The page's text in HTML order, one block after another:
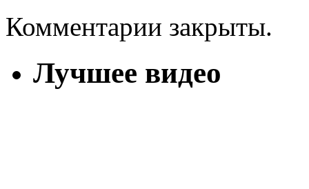
Комментарии закрыты.
Лучшее видео